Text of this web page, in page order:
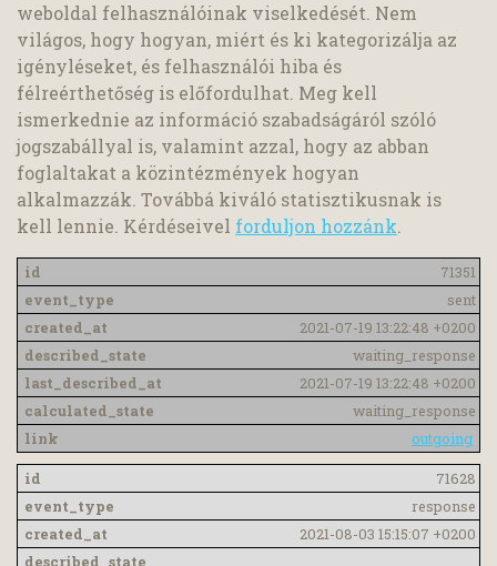
weboldal felhasználóinak viselkedését. Nem
világos, hogy hogyan, miért és ki kategorizálja az
igényléseket, és felhasználói hiba és
félreérthetőség is előfordulhat. Meg kell
ismerkednie az információ szabadságáról szóló
jogszabállyal is, valamint azzal, hogy az abban
foglaltakat a közintézmények hogyan
alkalmazzák. Továbbá kiváló statisztikusnak is
kell lennie. Kérdéseivel forduljon hozzánk.
71351
sent
2021-07-19 13:22:48 +0200
waiting_response
2021-07-19 13:22:48 +0200
waiting_response
outgoing
71628
response
2021-08-03 15:15:07 +0200